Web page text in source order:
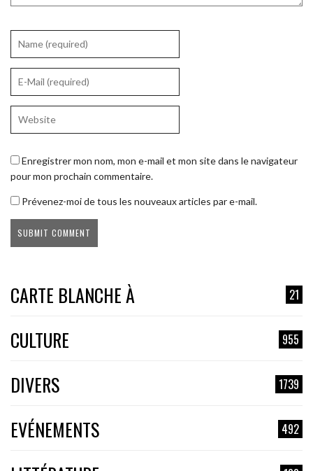
Enregistrer mon nom, mon e-mail et mon site dans le navigateur
pour mon prochain commentaire.
Prévenez-moi de tous les nouveaux articles par e-mail.
CARTE BLANCHE À 21
CULTURE 955
DIVERS 1739
EVÉNEMENTS 492